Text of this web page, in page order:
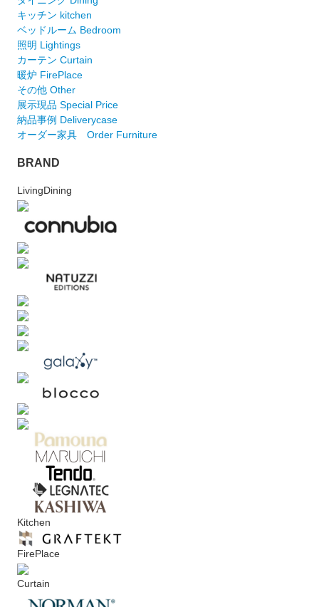
キッチン kitchen
ベッドルーム Bedroom
照明 Lightings
カーテン Curtain
暖炉 FirePlace
その他 Other
展示現品 Special Price
納品事例 Deliverycase
オーダー家具 Order Furniture
BRAND
LivingDining
Kitchen
FirePlace
Curtain